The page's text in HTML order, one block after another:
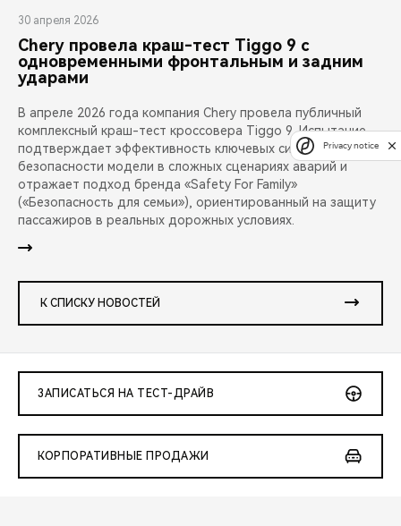
30 апреля 2026
Chery провела краш-тест Tiggo 9 с
одновременными фронтальным и задним
ударами
В апреле 2026 года компания Chery провела публичный
комплексный краш-тест кроссовера Tiggo 9. Испытание
подтверждает эффективность ключевых систем
безопасности модели в сложных сценариях аварий и
отражает подход бренда «Safety For Family»
(«Безопасность для семьи»), ориентированный на защиту
пассажиров в реальных дорожных условиях.
К СПИСКУ НОВОСТЕЙ
ЗАПИСАТЬСЯ НА ТЕСТ-ДРАЙВ
КОРПОРАТИВНЫЕ ПРОДАЖИ
Privacy notice